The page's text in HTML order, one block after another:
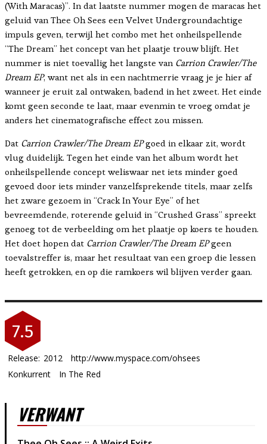
(With Maracas)”. In dat laatste nummer mogen de maracas het
geluid van Thee Oh Sees een Velvet Undergroundachtige
impuls geven, terwijl het combo met het onheilspellende
“The Dream” het concept van het plaatje trouw blijft. Het
nummer is niet toevallig het langste van Carrion Crawler/The
Dream EP, want net als in een nachtmerrie vraag je je hier af
wanneer je eruit zal ontwaken, badend in het zweet. Het einde
komt geen seconde te laat, maar evenmin te vroeg omdat je
anders het cinematografische effect zou missen.
Dat Carrion Crawler/The Dream EPgoed in elkaar zit, wordt
vlug duidelijk. Tegen het einde van het album wordt het
onheilspellende concept weliswaar net iets minder goed
gevoed door iets minder vanzelfsprekende titels, maar zelfs
het zware gezoem in “Crack In Your Eye” of het
bevreemdende, roterende geluid in “Crushed Grass” spreekt
genoeg tot de verbeelding om het plaatje op koers te houden.
Het doet hopen dat Carrion Crawler/The Dream EPgeen
toevalstreffer is, maar het resultaat van een groep die lessen
heeft getrokken, en op die ramkoers wil blijven verder gaan.
7.5
Release: 2012
http://www.myspace.com/ohsees
Konkurrent
In The Red
VERWANT